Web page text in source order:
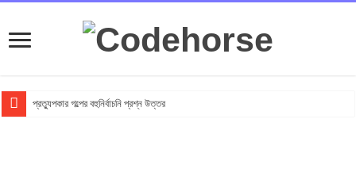
প্রত্যুপকার গল্পের বহুনির্বাচনি প্রশ্ন উত্তর